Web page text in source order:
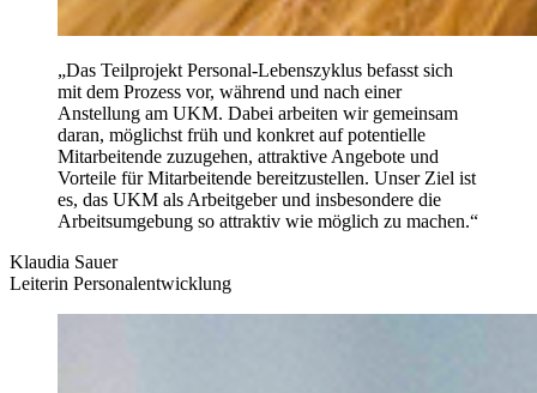
„Das Teilprojekt Personal-Lebenszyklus befasst sich
mit dem Prozess vor, während und nach einer
Anstellung am UKM. Dabei arbeiten wir gemeinsam
daran, möglichst früh und konkret auf potentielle
Mitarbeitende zuzugehen, attraktive Angebote und
Vorteile für Mitarbeitende bereitzustellen. Unser Ziel ist
es, das UKM als Arbeitgeber und insbesondere die
Arbeitsumgebung so attraktiv wie möglich zu machen.“
Klaudia Sauer
Leiterin Personalentwicklung